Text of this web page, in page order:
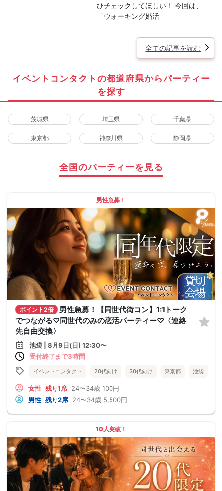
ひチェックしてほしい！ 今回は、
「ウォーキング婚活
全ての記事を読む
イベントコンタクトの都道府県からパーティー
を探す
茨城県 埼玉県 千葉県
東京都 神奈川県 静岡県
全国のパーティーを見る
男性急募！
ポイント2倍
男性急募！【同世代街コン】1:1トーク
でつながる♡同世代のみの恋活パーティー♡〈連絡
先自由交換〉
池袋 | 8月9日(日) 12:30〜
受付終了まで3時間
イベントコンタクト 20代向け 30代向け 東京都 池袋
女性 残り1席 24〜34歳 100円
男性 残り2席 24〜34歳 5,500円
10人突破！